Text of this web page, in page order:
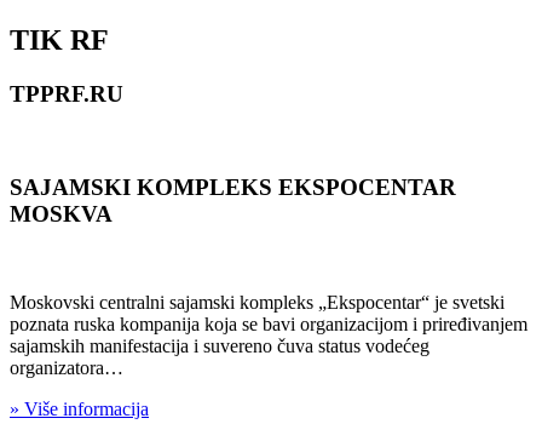
TIK RF
TPPRF.RU
SAJAMSKI KOMPLEKS EKSPOCENTAR
MOSKVA
Moskovski centralni sajamski kompleks „Ekspocentar“ je svetski
poznata ruska kompanija koja se bavi organizacijom i priređivanjem
sajamskih manifestacija i suvereno čuva status vodećeg
organizatora…
» Više informacija